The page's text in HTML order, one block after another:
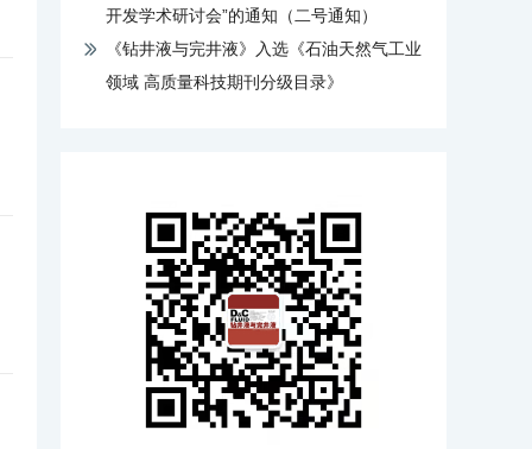
开发学术研讨会”的通知（二号通知）
《钻井液与完井液》入选《石油天然气工业
领域 高质量科技期刊分级目录》